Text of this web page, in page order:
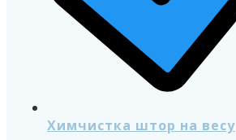
Химчистка штор на весу